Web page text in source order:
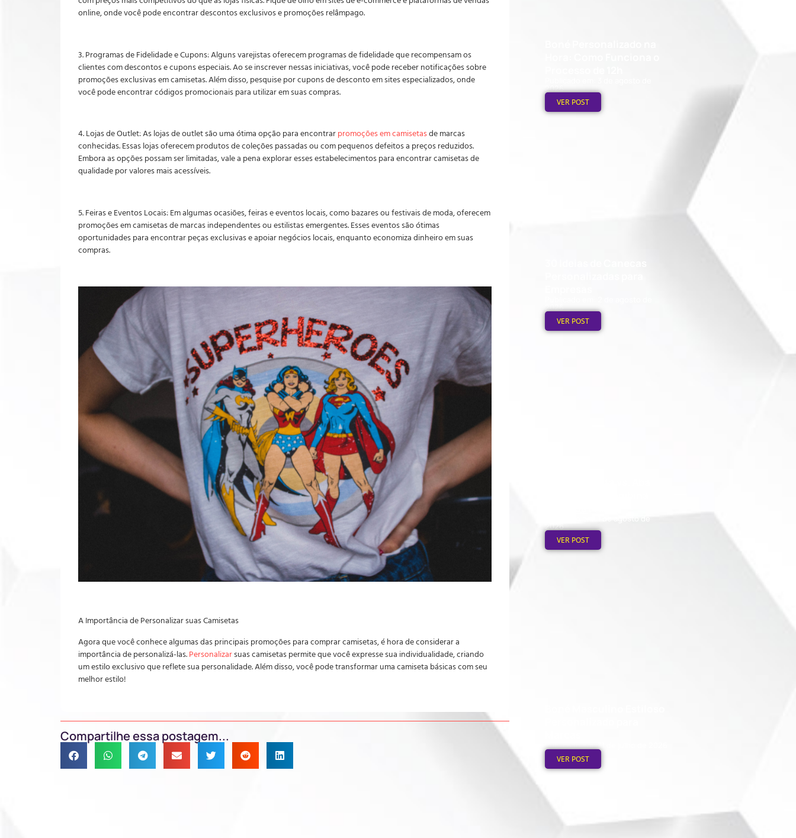
online, onde você pode encontrar descontos exclusivos e promoções relâmpago.
3. Programas de Fidelidade e Cupons: Alguns varejistas oferecem programas de fidelidade que recompensam os
clientes com descontos e cupons especiais. Ao se inscrever nessas iniciativas, você pode receber notificações sobre
promoções exclusivas em camisetas. Além disso, pesquise por cupons de desconto em sites especializados, onde
você pode encontrar códigos promocionais para utilizar em suas compras.
4. Lojas de Outlet: As lojas de outlet são uma ótima opção para encontrar promoções em camisetasde marcas
conhecidas. Essas lojas oferecem produtos de coleções passadas ou com pequenos defeitos a preços reduzidos.
Embora as opções possam ser limitadas, vale a pena explorar esses estabelecimentos para encontrar camisetas de
qualidade por valores mais acessíveis.
5. Feiras e Eventos Locais: Em algumas ocasiões, feiras e eventos locais, como bazares ou festivais de moda, oferecem
promoções em camisetas de marcas independentes ou estilistas emergentes. Esses eventos são ótimas
oportunidades para encontrar peças exclusivas e apoiar negócios locais, enquanto economiza dinheiro em suas
compras.
A Importância de Personalizar suas Camisetas
Agora que você conhece algumas das principais promoções para comprar camisetas, é hora de considerar a
importância de personalizá-las. Personalizarsuas camisetas permite que você expresse sua individualidade, criando
um estilo exclusivo que reflete sua personalidade. Além disso, você pode transformar uma camiseta básicas com seu
melhor estilo!
Compartilhe essa postagem...
2026
VER POST
2026
VER POST
2026
VER POST
Publicado em: 31 de julho de 2026
VER POST